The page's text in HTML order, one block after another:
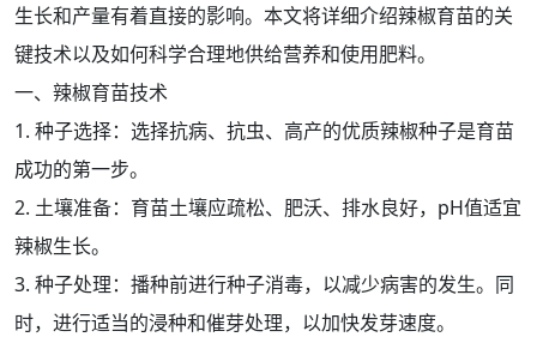
生长和产量有着直接的影响。本文将详细介绍辣椒育苗的关
键技术以及如何科学合理地供给营养和使用肥料。
一、辣椒育苗技术
1. 种子选择：选择抗病、抗虫、高产的优质辣椒种子是育苗
成功的第一步。
2. 土壤准备：育苗土壤应疏松、肥沃、排水良好，pH值适宜
辣椒生长。
3. 种子处理：播种前进行种子消毒，以减少病害的发生。同
时，进行适当的浸种和催芽处理，以加快发芽速度。